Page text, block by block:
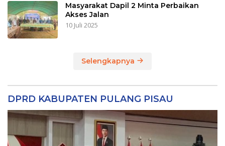
Masyarakat Dapil 2 Minta Perbaikan
Akses Jalan
10 Juli 2025
Selengkapnya
DPRD KABUPATEN PULANG PISAU